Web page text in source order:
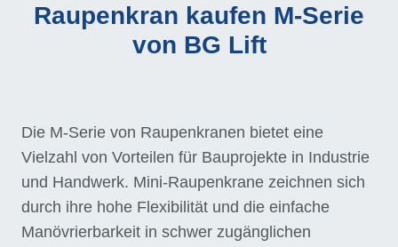
Raupenkran kaufen M-Serie
von BG Lift
Die M-Serie von Raupenkranen bietet eine
Vielzahl von Vorteilen für Bauprojekte in Industrie
und Handwerk. Mini-Raupenkrane zeichnen sich
durch ihre hohe Flexibilität und die einfache
Manövrierbarkeit in schwer zugänglichen